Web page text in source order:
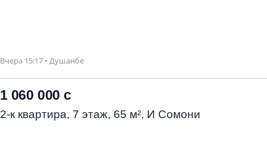
Вчера 15:17 • Душанбе
1 060 000 с
2-к квартира, 7 этаж, 65 м², И Сомони